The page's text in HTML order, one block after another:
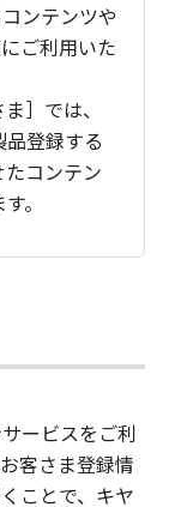
ンテンツや
ご利用いた
］では、
登録する
コンテン
。
ービスをご利
客さま登録情
ことで、キヤ